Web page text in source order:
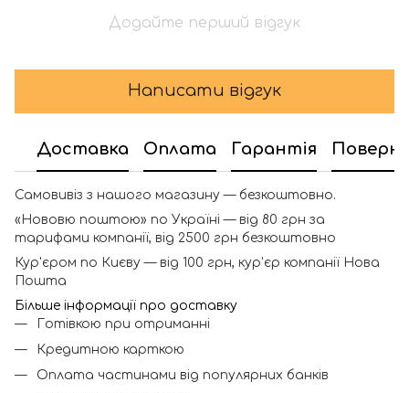
Додайте перший відгук
Написати відгук
Доставка Оплата Гарантія
Самовивіз з нашого магазину — безкоштовно.
«Нововю поштою» по Україні — від 80 грн за
тарифами компанії, від 2500 грн безкоштовно
Кур'єром по Києву — від 100 грн, кур'єр компанії Нова
Пошта
Більше інформації про доставку
Готівкою при отриманні
Кредитною карткою
Оплата частинами від популярних банків